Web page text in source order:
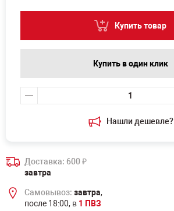
Нашли дешевле?
Купить товар
Купить в один клик
Доставка: 600₽
завтра
Самовывоз: завтра,
после 18:00, в 1 ПВЗ